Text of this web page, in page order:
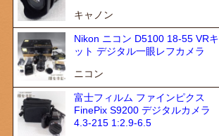
キャノン
Nikon ニコン D5100 18-55 VRキ
ット デジタル一眼レフカメラ
ニコン
富士フィルム ファインピクス
FinePix S9200 デジタルカメラ
4.3-215 1:2.9-6.5